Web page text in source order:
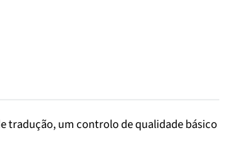
tradução, um controlo de qualidade básico